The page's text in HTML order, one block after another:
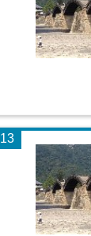
13